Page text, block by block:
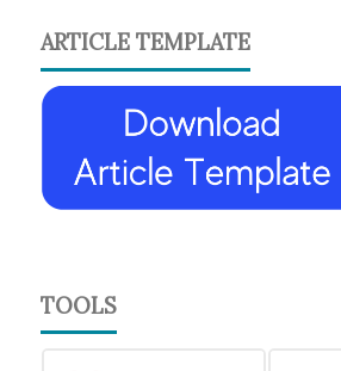
ARTICLE TEMPLATE
TOOLS